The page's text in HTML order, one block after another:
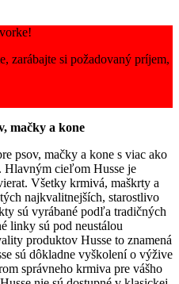
zarábajte si požadovaný príjem,
mačky a kone
psov, mačky a kone s viac ako
Hlavným cieľom Husse je
Všetky krmivá, maškrty a
najkvalitnejších, starostlivo
sú vyrábané podľa tradičných
linky sú pod neustálou
produktov Husse to znamená
sú dôkladne vyškolení o výžive
správneho krmiva pre vášho